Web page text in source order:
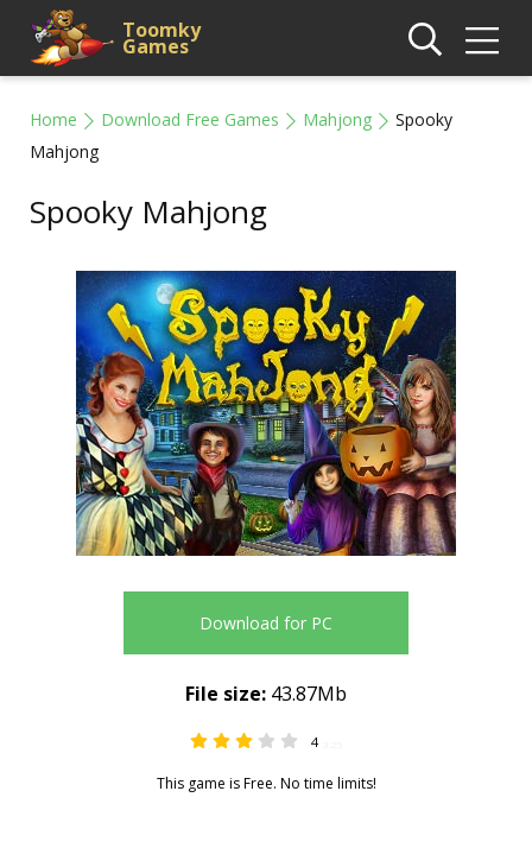
Toomky
Games
Home Download Free Games Mahjong
Spooky
Mahjong
Spooky Mahjong
Download for PC
4
This game is Free. No time limits!
File size: 43.87Mb